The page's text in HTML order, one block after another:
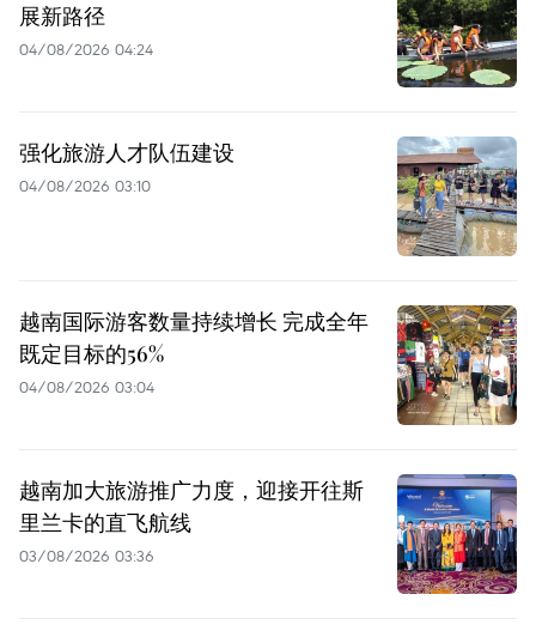
展新路径
04/08/2026 04:24
强化旅游人才队伍建设
04/08/2026 03:10
越南国际游客数量持续增长 完成全年
既定目标的56%
04/08/2026 03:04
越南加大旅游推广力度，迎接开往斯
里兰卡的直飞航线
03/08/2026 03:36